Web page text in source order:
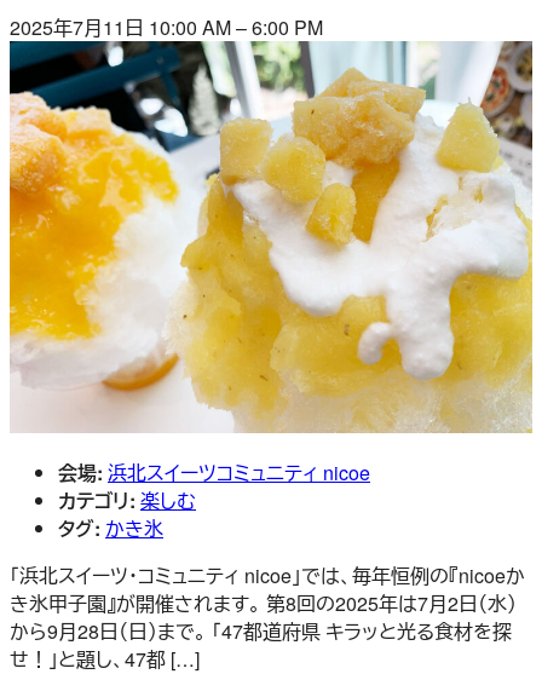
2025年7月11日 10:00 AM–6:00 PM
会場: 浜北スイーツコミュニティ nicoe
カテゴリ: 楽しむ
タグ: かき氷
「浜北スイーツ・コミュニティ nicoe」では、毎年恒例の『nicoeか
き氷甲子園』が開催されます。 第8回の2025年は7月2日（水）
から9月28日（日）まで。 「47都道府県 キラッと光る食材を探
せ！」と題し、47都 […]